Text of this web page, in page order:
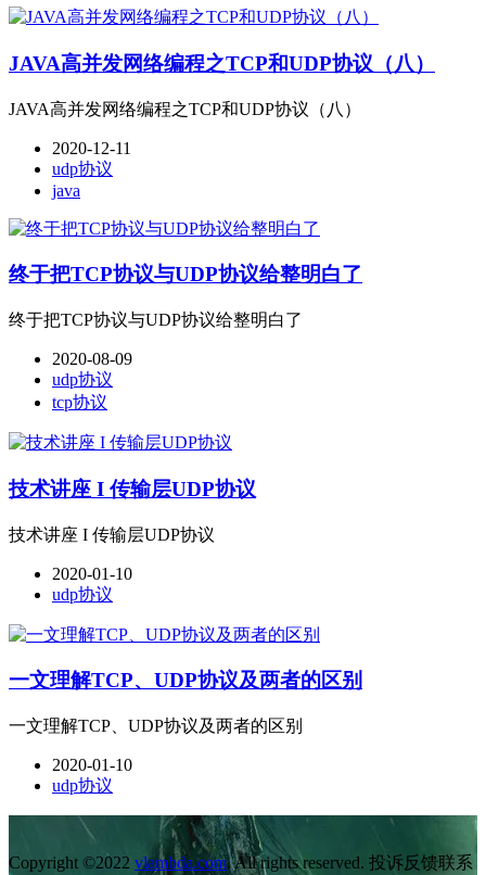
JAVA高并发网络编程之TCP和UDP协议（八）
JAVA高并发网络编程之TCP和UDP协议（八）
2020-12-11
udp协议
java
终于把TCP协议与UDP协议给整明白了
终于把TCP协议与UDP协议给整明白了
2020-08-09
udp协议
tcp协议
技术讲座 I 传输层UDP协议
技术讲座 I 传输层UDP协议
2020-01-10
udp协议
一文理解TCP、UDP协议及两者的区别
一文理解TCP、UDP协议及两者的区别
2020-01-10
udp协议
Copyright ©2022 vlambda.com. All rights reserved. 投诉反馈联系